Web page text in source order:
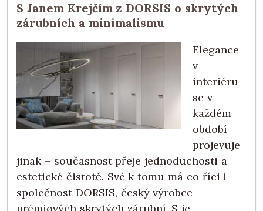
S Janem Krejčím z DORSIS o skrytých
zárubních a minimalismu
Elegance
v
interiéru
se v
každém
období
projevuje
jinak – současnost přeje jednoduchosti a
estetické čistotě. Své k tomu má co říci i
společnost DORSIS, český výrobce